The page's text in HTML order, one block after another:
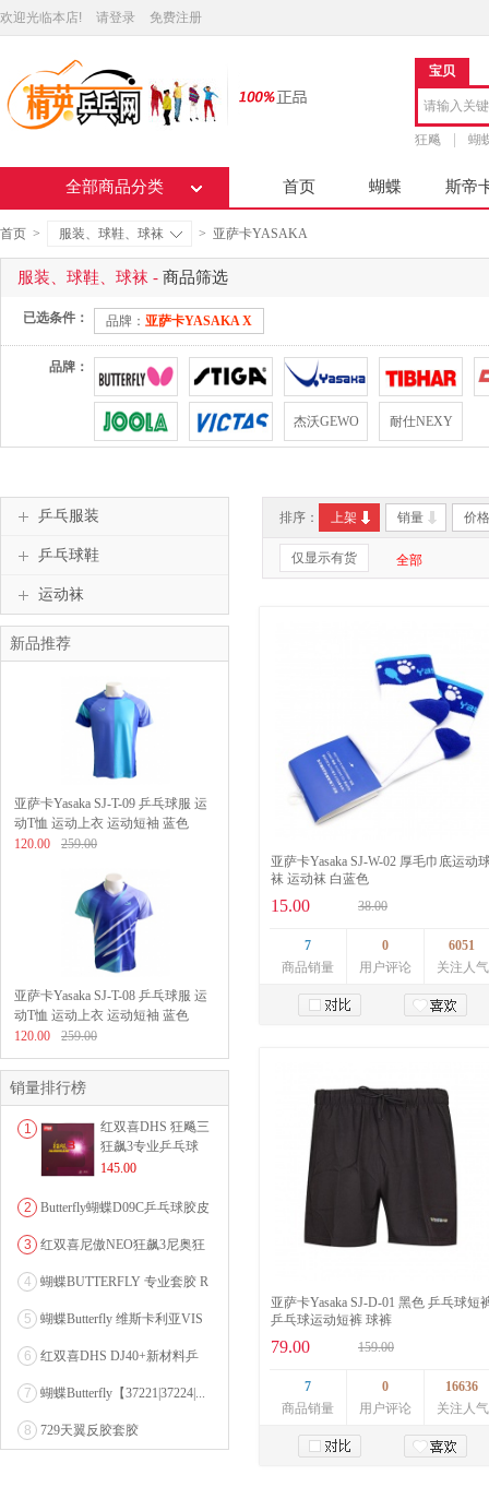
欢迎光临本店! 请登录 免费注册
宝贝
狂飚 蝴
全部商品分类 首页 蝴蝶 斯帝
首页 > 服装、球鞋、球袜 > 亚萨卡YASAKA
服装、球鞋、球袜 - 商品筛选
已选条件： 品牌： 亚萨卡YASAKA X
品牌：
杰沃GEWO 耐仕NEXY
排序： 上架 销量 价格
仅显示有货 全部
亚萨卡Yasaka SJ-W-02 厚毛巾底运动
袜 运动袜 白蓝色
15.00 38.00
7
商品销量
0
用户评论
6051
关注人气
亚萨卡Yasaka SJ-D-01 黑色 乒乓球短
乒乓球运动短裤 球裤
79.00 159.00
7
商品销量
0
用户评论
16636
关注人气
乒乓服装
乒乓球鞋
运动袜
新品推荐
亚萨卡Yasaka SJ-T-09 乒乓球服 运
动T恤 运动上衣 运动短袖 蓝色
120.00
259.00
亚萨卡Yasaka SJ-T-08 乒乓球服 运
动T恤 运动上衣 运动短袖 蓝色
120.00
259.00
销量排行榜
1
红双喜DHS 狂飚三
狂飙3专业乒乓球
粘性反胶套胶...
145.00
2
Butterfly蝴蝶D09C乒乓球胶皮
3
红双喜尼傲NEO狂飙3尼奥狂
4
蝴蝶BUTTERFLY 专业套胶 R
5
蝴蝶Butterfly 维斯卡利亚VIS
6
红双喜DHS DJ40+新材料乒
7
蝴蝶Butterfly【37221|37224|...
8 729天翼反胶套胶